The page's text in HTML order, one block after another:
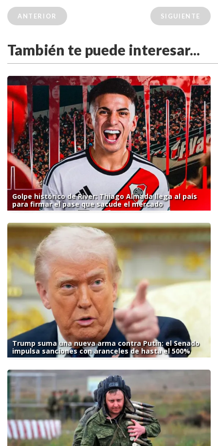
ANTERIOR SIGUIENTE
También te puede interesar...
Golpe histórico de River: Thiago Almada llega al país
para firmar el pase que sacude el mercado
Trump suma una nueva arma contra Putin: el Senado
impulsa sanciones con aranceles de hasta el 500%